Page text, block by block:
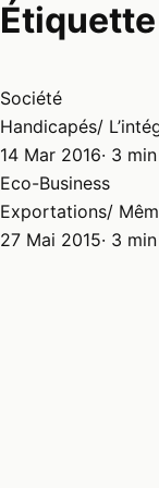
Société
Handicapés/
14 Mar 2016· 3 min
Eco-Business
Exportations/
27 Mai 2015· 3 min